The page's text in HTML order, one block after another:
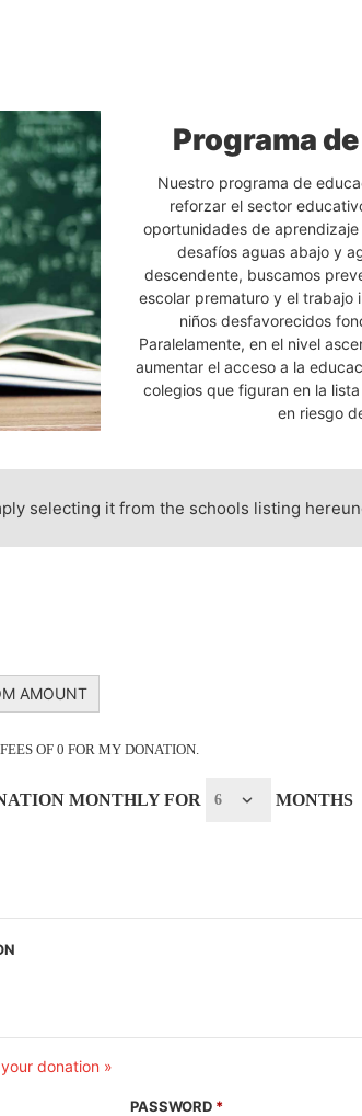
Programa
Nuestro programa de
reforzar el sector
oportunidades de
desafíos aguas abajo y
descendente, buscamos
escolar prematuro y el trabajo
niños desfavorecidos
Paralelamente, en el nivel
aumentar el acceso a la
colegios que figuran en la
en riesgo
selecting it from the schools listing
AMOUNT
OF 0 FOR MY DONATION.
MONTHLY FOR MONTHS
donation »
PASSWORD *